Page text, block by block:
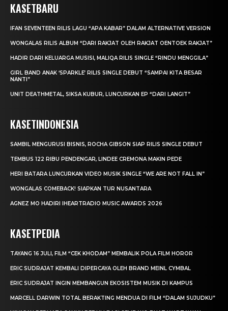
KASETBARU
IFAN SEVENTEEN RILIS LAGU “APA KABAR” DALAM ALTERNATIVE VERSION
WONGALAS RILIS ALBUM “DARI RAKJAT OLEH RAKJAT OENTOEK RAKJAT”
HADIR DARI KELUARGA MUSISI, MALIQA RILIS SINGLE “RINDU MENGGILA”
GIRL BAND ANAK ‘SPARKLE’ RILIS SINGLE DEBUT “SAMPAI KITA BESAR
NANTI”
UNIT DEATHMETAL, SIKSA KUBUR, LUNCURKAN EP “DARI LANGIT”
KASETINDONESIA
SAMBIL MENGURUSI BISNIS, ROCHA GIBSON SIAP RILIS SINGLE DEBUT
TEMBUS 122 RIBU PENDENGAR, LINDEE CREMONA MAKIN PEDE
HERI BATARA LUNCURKAN VIDEO MUSIK SINGLE “WE ARE NOT FALL IN”
WONGALAS COMEBACK! SIAPKAN TUR NUSANTARA
AGNEZ MO HADIRI IHEARTRADIO MUSIC AWARDS 2026
KASETPEDIA
TAYANG 16 JULI, FILM “CEK KHODAM” MEMBALIK POLA FILM HOROR
ERIC SUDRAJAT KEMBALI DIPERCAYA OLEH BRAND MEINL CYMBAL
ERIC SUDRAJAT INGIN MEMBANGUN EKOSISTEM MUSIK DI KAMPUS
MARCELL DARWIN TOTAL BERAKTING MENDUA DI FILM “DALAM SUJUDKU”